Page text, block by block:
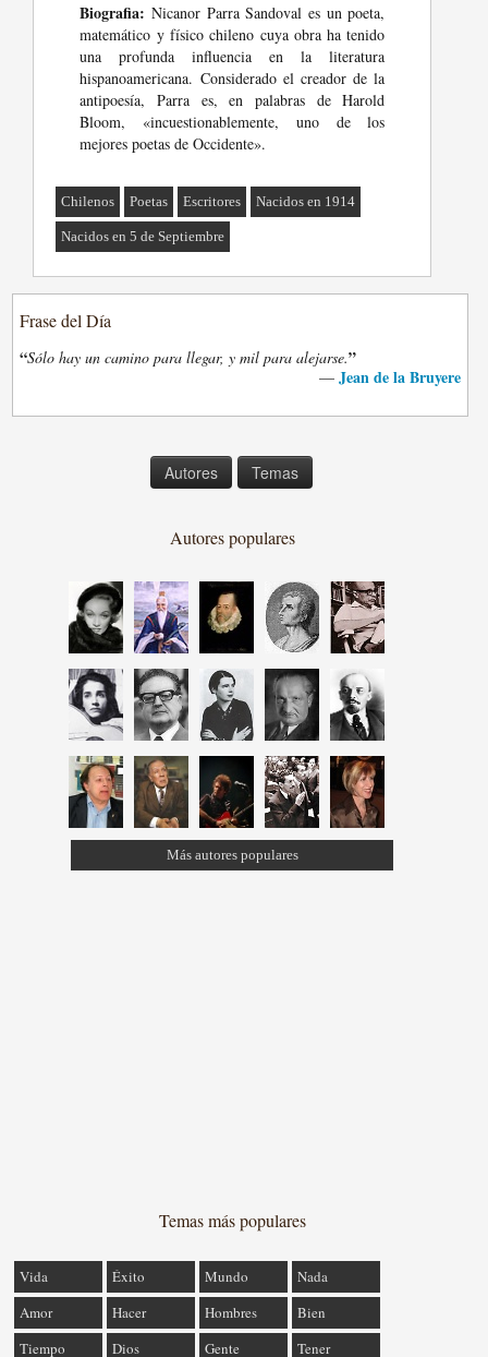
Biografia: Nicanor Parra Sandoval es un poeta,
matemático y físico chileno cuya obra ha tenido
una profunda influencia en la literatura
hispanoamericana. Considerado el creador de la
antipoesía, Parra es, en palabras de Harold
Bloom, «incuestionablemente, uno de los
mejores poetas de Occidente».
Chilenos Poetas Escritores Nacidos en 1914
Nacidos en 5 de Septiembre
Frase del Día
“Sólo hay un camino para llegar, y mil para alejarse.”
— Jean de la Bruyere
Autores Temas
Autores populares
Más autores populares
Temas más populares
Vida Éxito Mundo
Nada
Amor
Hacer Hombres
Bien
Tiempo
Dios Gente Tener